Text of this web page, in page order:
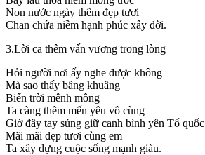
Non nước ngày thêm đẹp tươi
Chan chứa niềm hạnh phúc xây đời.
3.Lời ca thêm vấn vương trong lòng
Hỏi người nơi ấy nghe được không
Mà sao thấy bâng khuâng
Biển trời mênh mông
Ta càng thêm mến yêu vô cùng
Giờ đây tay súng giữ canh bình yên Tổ quốc
Mãi mãi đẹp tươi cùng em
Ta xây dựng cuộc sống mạnh giàu.